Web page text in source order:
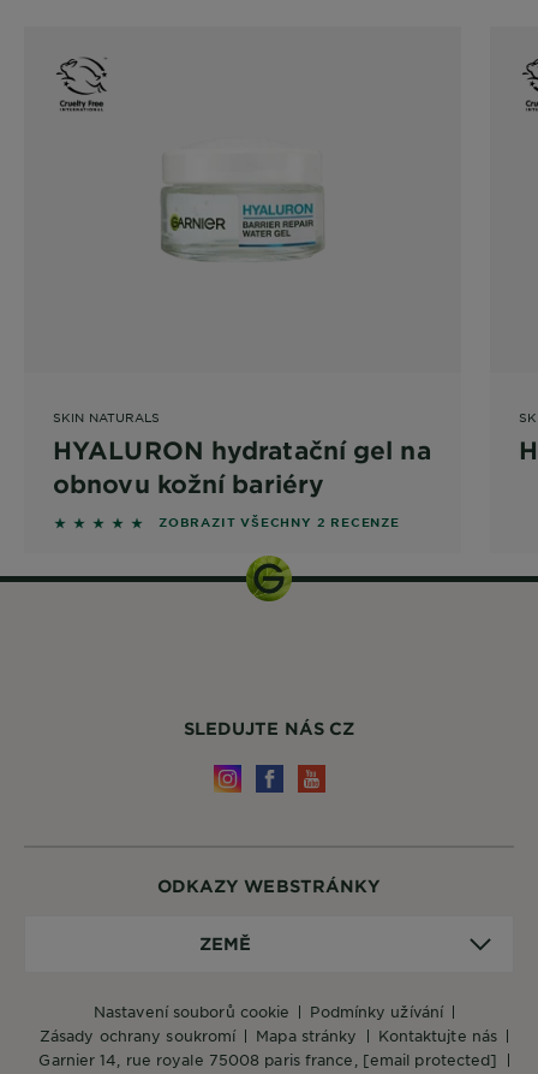
SKIN NATURALS
HYALURON hydratační gel na
obnovu kožní bariéry
5 out of 5 stars based on reviews
ZOBRAZIT VŠECHNY 2 RECENZE
ODKAZY WEBSTRÁNKY
nastavení souborů cookie
podmínky užívání
zásady ochrany soukromí
mapa stránky
kontaktujte nás
garnier 14, rue royale 75008 paris france, [email protected]
ZEMĚ
SLEDUJTE NÁS CZ